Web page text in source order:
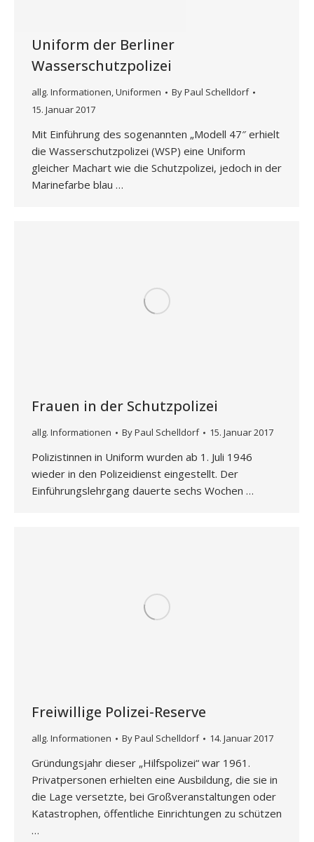
Uniform der Berliner
Wasserschutzpolizei
allg. Informationen,Uniformen ByPaul Schelldorf
15. Januar 2017
Mit Einführung des sogenannten „Modell 47″ erhielt
die Wasserschutzpolizei (WSP) eine Uniform
gleicher Machart wie die Schutzpolizei, jedoch in der
Marinefarbe blau …
Frauen in der Schutzpolizei
allg. Informationen ByPaul Schelldorf 15. Januar 2017
Polizistinnen in Uniform wurden ab 1. Juli 1946
wieder in den Polizeidienst eingestellt. Der
Einführungslehrgang dauerte sechs Wochen …
Freiwillige Polizei-Reserve
allg. Informationen ByPaul Schelldorf 14. Januar 2017
Gründungsjahr dieser „Hilfspolizei“ war 1961.
Privatpersonen erhielten eine Ausbildung, die sie in
die Lage versetzte, bei Großveranstaltungen oder
Katastrophen, öffentliche Einrichtungen zu schützen
…